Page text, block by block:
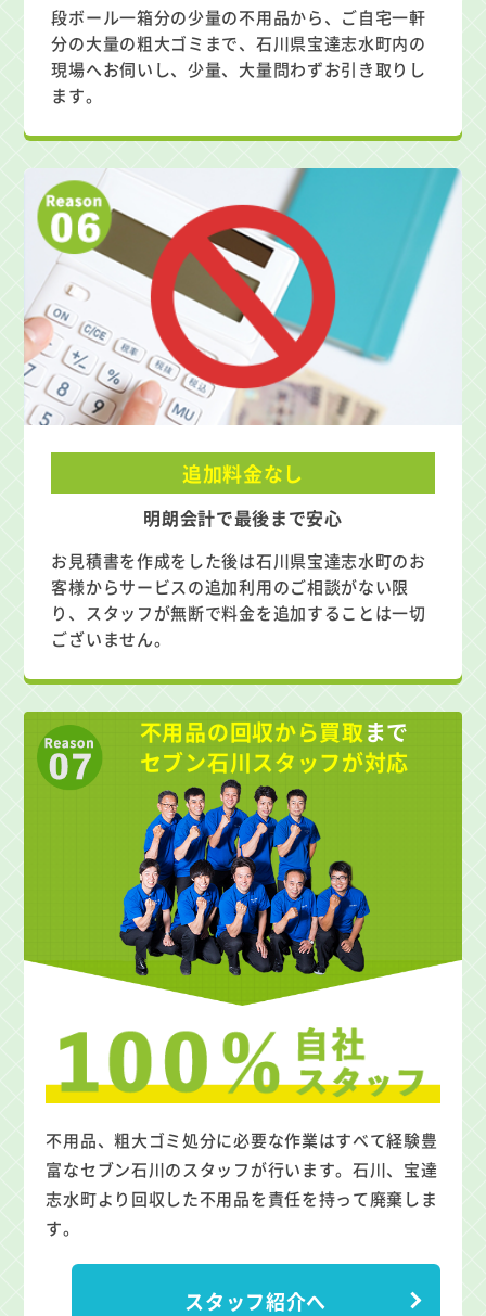
段ボール一箱分の少量の不用品から、ご自宅一軒
分の大量の粗大ゴミまで、石川県宝達志水町内の
現場へお伺いし、少量、大量問わずお引き取りし
ます。
追加料金なし
明朗会計で最後まで安心
お見積書を作成をした後は石川県宝達志水町のお
客様からサービスの追加利用のご相談がない限
り、スタッフが無断で料金を追加することは一切
ございません。
不用品の回収から買取まで
セブン石川スタッフが対応
不用品、粗大ゴミ処分に必要な作業はすべて経験豊
富なセブン石川のスタッフが行います。石川、宝達
志水町より回収した不用品を責任を持って廃棄しま
す。
スタッフ紹介へ